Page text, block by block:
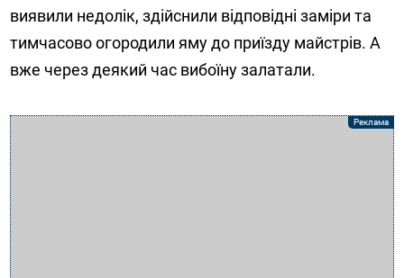
виявили недолік, здійснили відповідні заміри та
тимчасово огородили яму до приїзду майстрів. А
вже через деякий час вибоїну залатали.